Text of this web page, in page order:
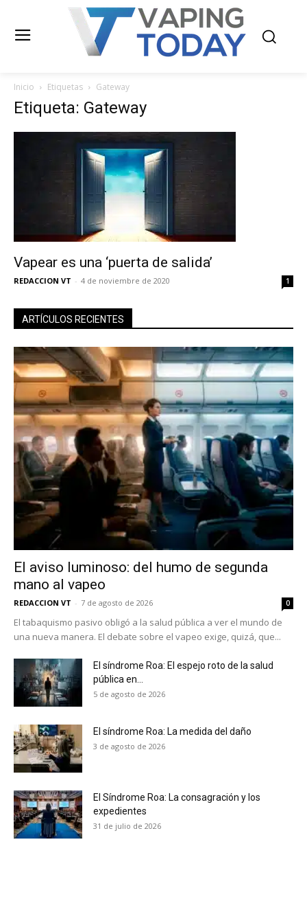
Inicio Etiquetas Gateway
Etiqueta: Gateway
Vapear es una ‘puerta de salida’
REDACCION VT - 4 de noviembre de 2020 1
ARTÍCULOS RECIENTES
El aviso luminoso: del humo de segunda
mano al vapeo
REDACCION VT - 7 de agosto de 2026 0
El tabaquismo pasivo obligó a la salud pública a ver el mundo de
una nueva manera. El debate sobre el vapeo exige, quizá, que...
El síndrome Roa: El espejo roto de la salud
pública en...
5 de agosto de 2026
El síndrome Roa: La medida del daño
3 de agosto de 2026
El Síndrome Roa: La consagración y los
expedientes
31 de julio de 2026